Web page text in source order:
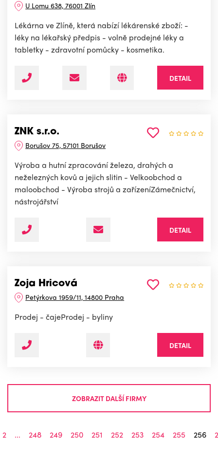
U Lomu 638, 76001 Zlín
Lékárna ve Zlíně, která nabízí lékárenské zboží: -
léky na lékařský předpis - volně prodejné léky a
tabletky - zdravotní pomůcky - kosmetika.
DETAIL
ZNK s.r.o.
Borušov 75, 57101 Borušov
Výroba a hutní zpracování železa, drahých a
neželezných kovů a jejich slitin - Velkoobchod a
maloobchod - Výroba strojů a zařízeníZámečnictví,
nástrojářství
DETAIL
Zoja Hricová
Petýrkova 1959/11, 14800 Praha
Prodej - čajeProdej - byliny
DETAIL
ZOBRAZIT DALŠÍ FIRMY
2 ... 248 249 250 251 252 253 254 255 256